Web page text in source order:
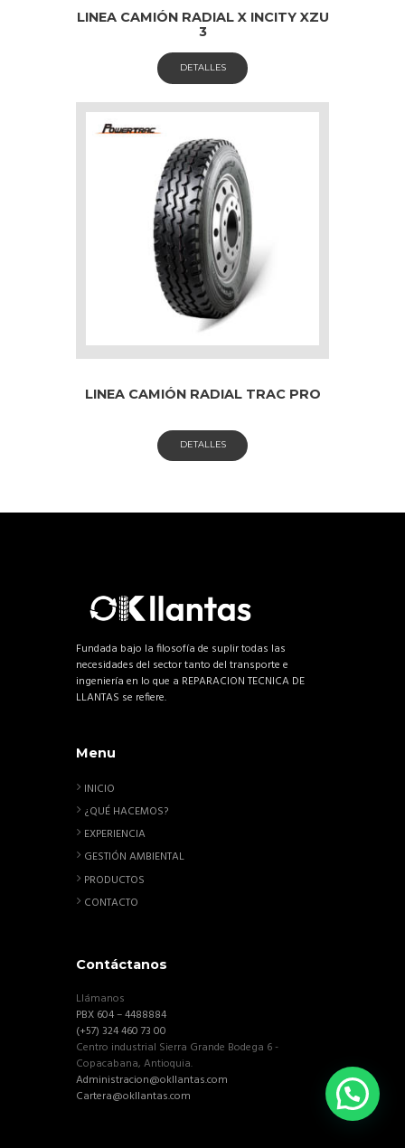
LINEA CAMIÓN RADIAL X INCITY XZU
3
DETALLES
LINEA CAMIÓN RADIAL TRAC PRO
DETALLES
Fundada bajo la filosofía de suplir todas las
necesidades del sector tanto del transporte e
ingeniería en lo que a REPARACION TECNICA DE
LLANTAS se refiere.
Menu
INICIO
¿QUÉ HACEMOS?
EXPERIENCIA
GESTIÓN AMBIENTAL
PRODUCTOS
CONTACTO
Contáctanos
Llámanos
PBX 604 – 4488884
(+57) 324 460 73 00
Centro industrial Sierra Grande Bodega 6 -
Copacabana, Antioquia.
Administracion@okllantas.com
Cartera@okllantas.com